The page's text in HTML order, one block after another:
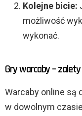
Kolejne bicie:
możliwość
wykonać.
Gry warcaby –
Warcaby online są
w dowolnym